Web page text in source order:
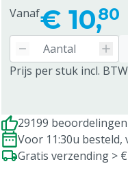
Vanaf€ 10,80
Prijs per stuk incl.
29199
Voor 11:30u besteld,
Gratis verzending >